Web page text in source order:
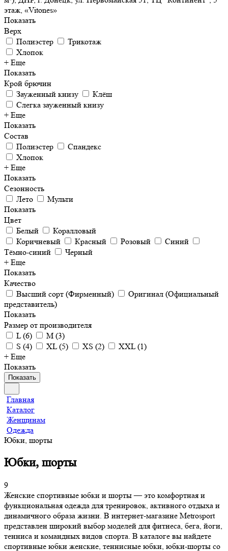
этаж, «Vitones»
Показать
Верх
Полиэстер
Трикотаж
Хлопок
+ Еще
Показать
Крой брючин
Зауженный книзу
Клёш
Слегка зауженный книзу
+ Еще
Показать
Состав
Полиэстер
Спандекс
Хлопок
+ Еще
Показать
Сезонность
Лето
Мульти
Показать
Цвет
Белый
Коралловый
Коричневый
Красный Розовый
Синий
Тёмно-синий
Черный
+ Еще
Показать
Качество
Высший сорт (Фирменный)
Оригинал (Официальный
представитель)
Показать
Размер от производителя
L(6) M (3)
S (4) XL(5) XS (2) XXL(1)
+ Еще
Показать
Показать
Главная
Каталог
Женщинам
Одежда
Юбки, шорты
Юбки, шорты
9
Женские спортивные юбки и шорты — это комфортная и
функциональная одежда для тренировок, активного отдыха и
динамичного образа жизни. В интернет-магазине Metrosport
представлен широкий выбор моделей для фитнеса, бега, йоги,
тенниса и командных видов спорта. В каталоге вы найдете
спортивные юбки женские, теннисные юбки, юбки-шорты со